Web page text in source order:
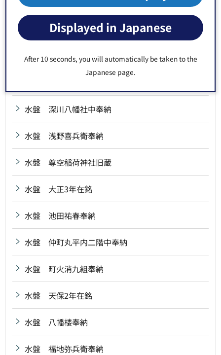
Displayed in Japanese
After 10 seconds, you will automatically be taken to the
Japanese page.
水盤 小倉藩宮本源兵衛興根奉納
水盤 昭和11年在銘
水盤 深川八幡社中奉納
水盤 浅野喜兵衛奉納
水盤 尊空稲荷神社旧蔵
水盤 大正3年在銘
水盤 池田祐春奉納
水盤 仲町丸平内二階中奉納
水盤 町火消九組奉納
水盤 天保2年在銘
水盤 八幡楼奉納
水盤 福地弥兵衛奉納